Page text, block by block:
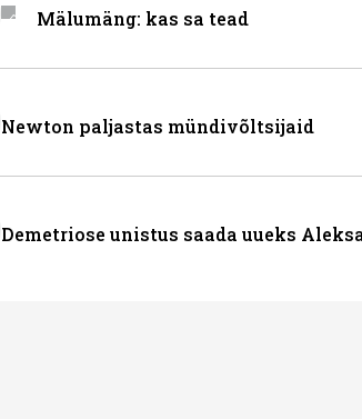
Mälumäng: kas sa tead
Newton paljastas mündivõltsijaid
Demetriose unistus saada uueks